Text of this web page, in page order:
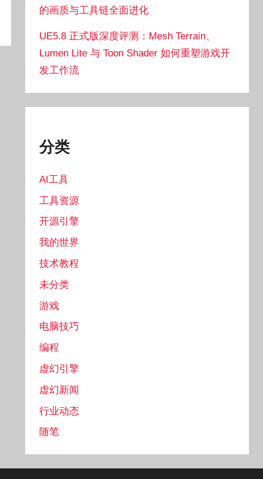
的画质与工具链全面进化
UE5.8 正式版深度评测：Mesh Terrain、
Lumen Lite 与 Toon Shader 如何重塑游戏开
发工作流
分类
AI工具
工具资源
开源引擎
我的世界
技术教程
未分类
游戏
电脑技巧
编程
虚幻引擎
虚幻新闻
行业动态
随笔